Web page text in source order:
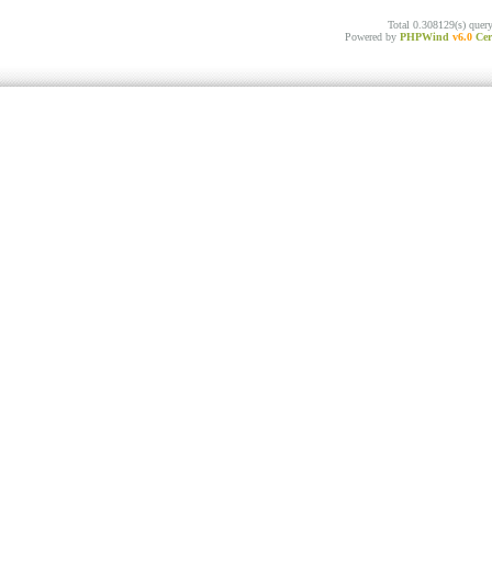
Total 0.308129(s)
Powered by PHPWind v6.0